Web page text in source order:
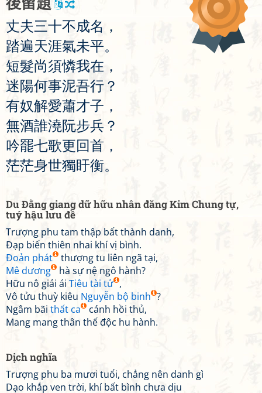
丈夫三十不成名 ，
踏遍天涯氣未平。
短髮尚須憐我在 ，
迷陽何事泥吾行 ？
有奴解愛蕭才子 ，
無酒誰澆阮步兵 ？
吟罷七歌更回首 ，
茫茫身世獨盱衡。
Du Đằng giang dữ hữu nhân đăng Kim Chung tự,
tuý hậu lưu đề
Trượng phu tam thập bất thành danh,
Đạp biến thiên nhai khí vị bình.
Đoản phát
thượng tu liên ngã tại,
Mê dương
hà sự nệ ngô hành?
Hữu nô giải ái Tiêu tài tử ,
Vô tửu thuỳ kiêu Nguyễn bộ binh ?
Ngâm bãi thất ca
cánh hồi thủ,
Mang mang thân thế độc hu hành.
Dịch nghĩa
Trượng phu ba mươi tuổi, chẳng nên danh gì
Dạo khắp ven trời, khí bất bình chưa dịu